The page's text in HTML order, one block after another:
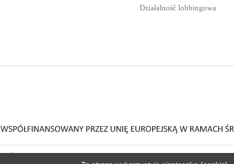
Działalność lobbingowa